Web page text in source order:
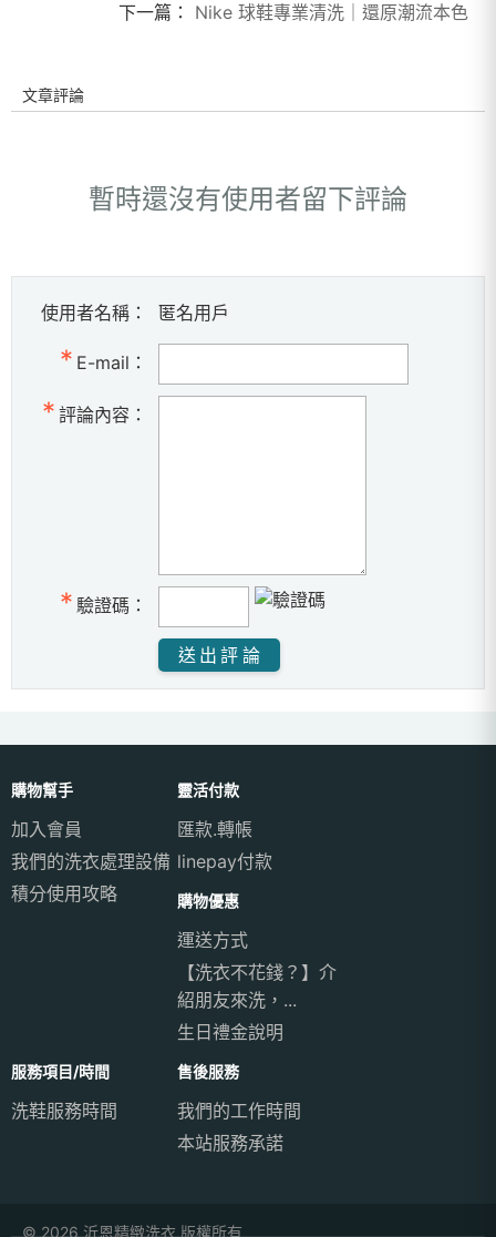
下一篇： Nike 球鞋專業清洗｜還原潮流本色
文章評論
暫時還沒有使用者留下評論
使用者名稱： 匿名用戶
E-mail：
評論內容：
驗證碼：
購物幫手
加入會員
我們的洗衣處理設備
積分使用攻略
靈活付款
匯款.轉帳
linepay付款
購物優惠
運送方式
【洗衣不花錢？】介
紹朋友來洗，...
生日禮金說明
服務項目/時間
洗鞋服務時間
售後服務
我們的工作時間
本站服務承諾
© 2026 沂恩精緻洗衣 版權所有